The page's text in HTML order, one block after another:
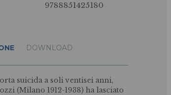
9788851425180
DOWNLOAD
suicida a soli ventisei anni,
(Milano 1912-1938) ha lasciato